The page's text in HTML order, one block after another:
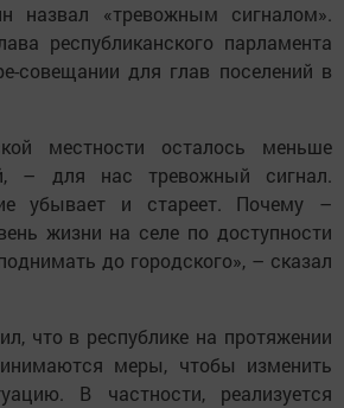
назвал «тревожным сигналом».
республиканского парламента
совещании для глав поселений в
местности осталось меньше
– для нас тревожный сигнал.
убывает и стареет. Почему –
жизни на селе по доступности
до городского», – сказал
что в республике на протяжении
меры, чтобы изменить
В частности, реализуется